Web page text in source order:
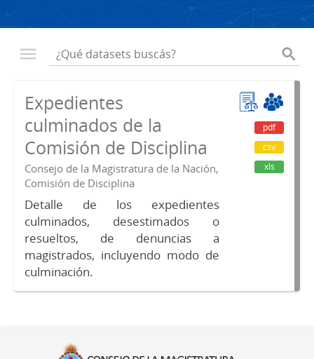
Expedientes
culminados de la
Comisión de Disciplina
Consejo de la Magistratura de la Nación,
Comisión de Disciplina
Detalle de los expedientes
culminados, desestimados o
resueltos, de denuncias a
magistrados, incluyendo modo de
culminación.
pdf
csv
xls